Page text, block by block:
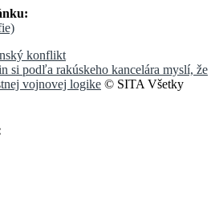
konflikt
si podľa rakúskeho kancelára myslí, že
vojnovej logike © SITA Všetky